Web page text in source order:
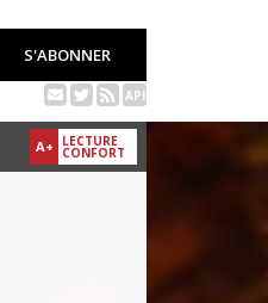
S'ABONNER
API
A+ LECTURE
CONFORT